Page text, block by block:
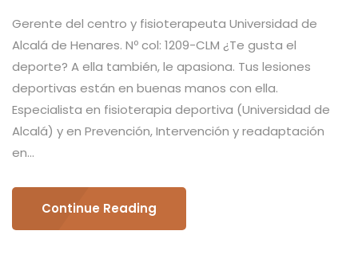
Gerente del centro y fisioterapeuta Universidad de
Alcalá de Henares. Nº col: 1209-CLM ¿Te gusta el
deporte? A ella también, le apasiona. Tus lesiones
deportivas están en buenas manos con ella.
Especialista en fisioterapia deportiva (Universidad de
Alcalá) y en Prevención, Intervención y readaptación
en...
Continue Reading